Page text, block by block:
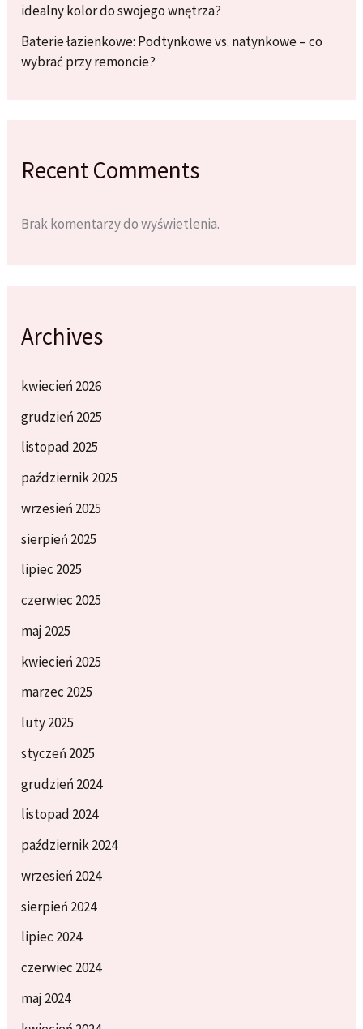
idealny kolor do swojego wnętrza?
Baterie łazienkowe: Podtynkowe vs. natynkowe – co
wybrać przy remoncie?
Recent Comments
Brak komentarzy do wyświetlenia.
Archives
kwiecień 2026
grudzień 2025
listopad 2025
październik 2025
wrzesień 2025
sierpień 2025
lipiec 2025
czerwiec 2025
maj 2025
kwiecień 2025
marzec 2025
luty 2025
styczeń 2025
grudzień 2024
listopad 2024
październik 2024
wrzesień 2024
sierpień 2024
lipiec 2024
czerwiec 2024
maj 2024